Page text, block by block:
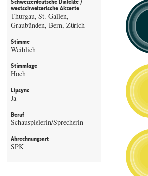
Schweizerdeutsche Dialekte /
westschweizerische Akzente
Thurgau, St. Gallen,
Graubünden, Bern, Zürich
Stimme
Weiblich
Stimmlage
Hoch
Lipsync
Ja
Beruf
Schauspielerin/Sprecherin
Abrechnungsart
SPK